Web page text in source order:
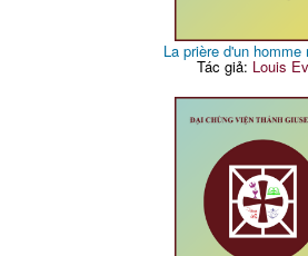
La prière d'un homme
Tác giả: Louis